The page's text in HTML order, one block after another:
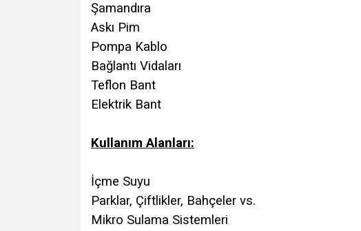
Şamandıra
Askı Pim
Pompa Kablo
Bağlantı Vidaları
Teflon Bant
Elektrik Bant
Kullanım Alanları:
İçme Suyu
Parklar, Çiftlikler, Bahçeler vs.
Mikro Sulama Sistemleri